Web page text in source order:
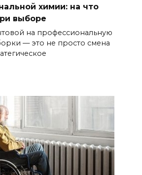
химии: на что
выборе
на профессиональную
— это не просто смена